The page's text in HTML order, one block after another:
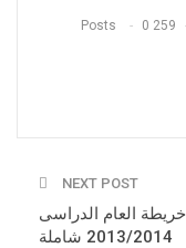
259 Posts
0
NEXT POST
خريطة العام الدراسى
2013/2014 شاملة